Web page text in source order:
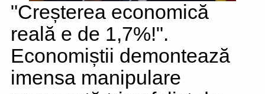
"Creșterea economică
reală e de 1,7%!".
Economiștii demontează
imensa manipulare